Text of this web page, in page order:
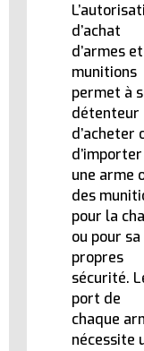
d’achat
d’armes
munitions
permet à
détenteur
d’acheter
d’importer
une arme
des
pour la
ou pour sa
propres
sécurité.
port de
chaque
nécessite